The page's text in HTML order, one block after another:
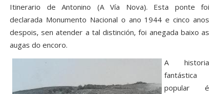
Itinerario de Antonino (A Vía Nova). Esta ponte foi
declarada Monumento Nacional o ano 1944 e cinco anos
despois, sen atender a tal distinción, foi anegada baixo as
augas do encoro.
A historia
fantástica
popular é